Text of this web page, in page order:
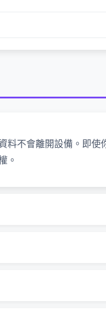
金額、利率和期限，
穩住生活節奏。
料不會離開設備。即
。